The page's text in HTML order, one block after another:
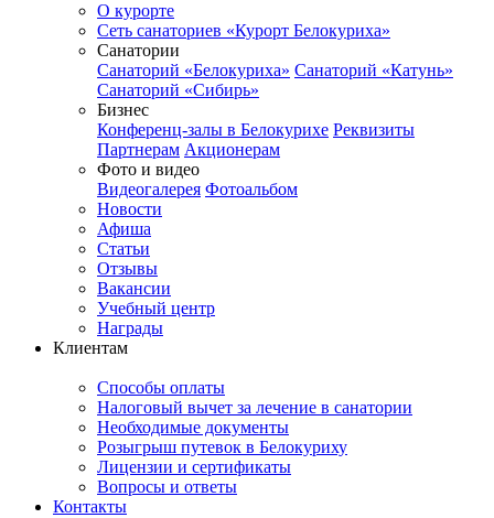
О курорте
Сеть санаториев «Курорт Белокуриха»
Санатории
Санаторий «Белокуриха» Санаторий «Катунь»
Санаторий «Сибирь»
Бизнес
Конференц-залы в Белокурихе Реквизиты
Партнерам Акционерам
Фото и видео
Видеогалерея Фотоальбом
Новости
Афиша
Статьи
Отзывы
Вакансии
Учебный центр
Награды
Клиентам
Способы оплаты
Налоговый вычет за лечение в санатории
Необходимые документы
Розыгрыш путевок в Белокуриху
Лицензии и сертификаты
Вопросы и ответы
Контакты